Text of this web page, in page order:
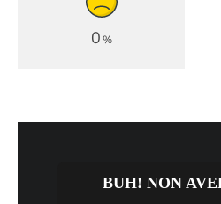
0%
BUH! NON